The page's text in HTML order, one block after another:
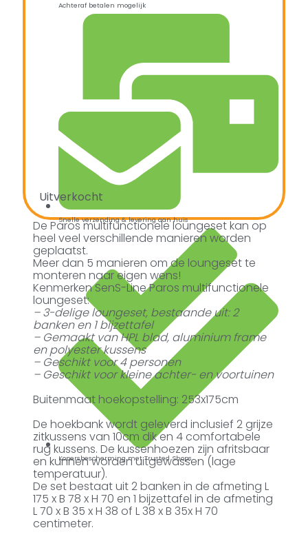
Achteraf betalen mogelijk
Snelle verzending & levering aan huis
Kopersbescherming met Trusted Shops
Uitverkocht
De Paros multifunctionele loungeset kan op
heel veel verschillende manieren worden
geplaatst.
Meer dan 5 manieren om de loungeset te
monteren naar eigen wens!
Kenmerken SenS-Line Paros multifunctionele
loungeset:
– 3-delige loungeset, bestaande uit: 2
banken en 1 bijzettafel
– Gemaakt van HPL blad, aluminium frame
en polyester kussens
– Geschikt voor 4 personen
– Geschikt voor kleine achter- en voortuinen
Buitenmaat hoekopstelling: 253x175cm
De hoekbank wordt geleverd inclusief 2 grijze
zitkussens van 10cm dik en 4 comfortabele
rug kussens. De kussenhoezen zijn afritsbaar
en kunnen worden uitgewassen (lage
temperatuur).
De set bestaat uit 2 banken in de afmeting L
175 x B 78 x H 70 en 1 bijzettafel in de afmeting
L 70 x B 35 x H 38 of L 38 x B 35x H 70
centimeter.